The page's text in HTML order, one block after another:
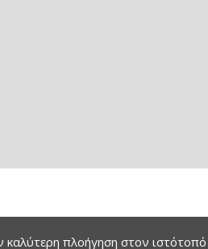
καλύτερη πλοήγηση στον